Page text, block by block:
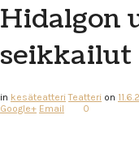
Hidalgon
seikkailut
in kesäteatteri Teatteri on
Google+ Email 0